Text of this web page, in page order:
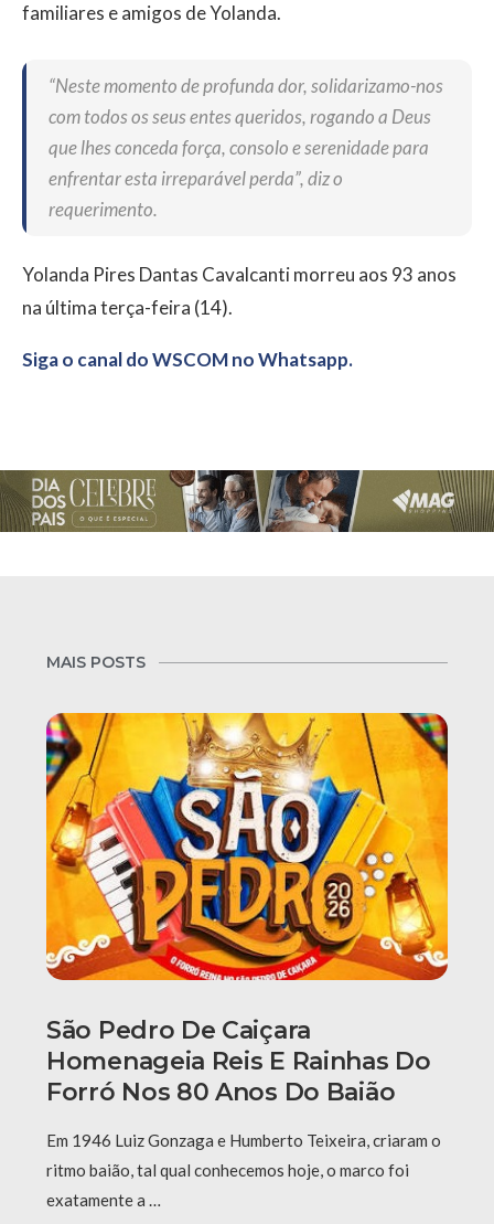
familiares e amigos de Yolanda.
“Neste momento de profunda dor, solidarizamo-nos
com todos os seus entes queridos, rogando a Deus
que lhes conceda força, consolo e serenidade para
enfrentar esta irreparável perda”, diz o
requerimento.
Yolanda Pires Dantas Cavalcanti morreu aos 93 anos
na última terça-feira (14).
Siga o canal do WSCOM no Whatsapp.
MAIS POSTS
São Pedro De Caiçara
Homenageia Reis E Rainhas Do
Forró Nos 80 Anos Do Baião
Em 1946 Luiz Gonzaga e Humberto Teixeira, criaram o
ritmo baião, tal qual conhecemos hoje, o marco foi
exatamente a …